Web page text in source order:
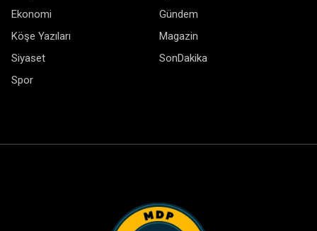
Ekonomi
Gündem
Köşe Yazıları
Magazin
Siyaset
SonDakika
Spor